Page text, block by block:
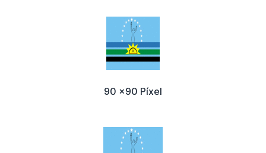
90 x90 Píxel